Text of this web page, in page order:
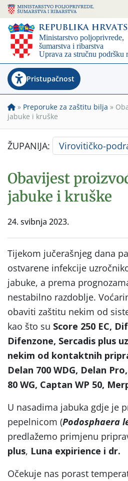
Pristupačnost
» Preporuke za zaštitu bilja »
jabuke i kruške
ŽUPANIJA: Virovitičko-
Obavijest
jabuke i kruške
24. svibnja 2023.
Tijekom jučerašnjeg dana
ostvarene infekcije
jabuke, a prema
nestabilno razdoblje.
obaviti zaštitu nekim od
kao što su Score 250 EC,
Difenzone, Sercadis plus
nekim od kontaktnih
Delan 700 WDG, Delan
80 WG, Captan WP 50,
U nasadima jabuka gdje je
pepelnicom (Podosphaera
predlažemo primjenu
plus, Luna expirience i dr.
Očekuje nas porast